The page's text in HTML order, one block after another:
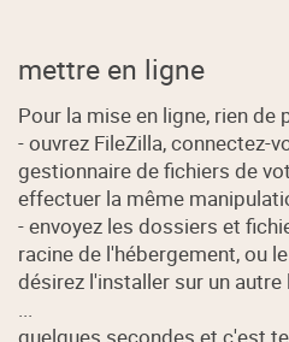
mettre en ligne
Pour la mise en ligne, rien de
- ouvrez FileZilla, connectez-
gestionnaire de fichiers de
effectuer la même
- envoyez les dossiers et
racine de l'hébergement, ou
désirez l'installer sur un
...
quelques secondes et c'est